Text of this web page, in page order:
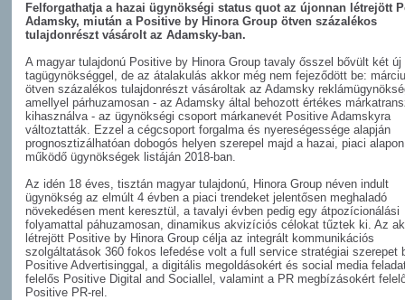
Felforgathatja a hazai ügynökségi status quot az újonnan létrejött
Adamsky, miután a Positive by Hinora Group ötven százalékos
tulajdonrészt vásárolt az Adamsky-ban.
A magyar tulajdonú Positive by Hinora Group tavaly ősszel bővült két új
tagügynökséggel, de az átalakulás akkor még nem fejeződött be:
ötven százalékos tulajdonrészt vásároltak az Adamsky
amellyel párhuzamosan - az Adamsky által behozott értékes
kihasználva - az ügynökségi csoport márkanevét Positive Adamskyra
változtatták. Ezzel a cégcsoport forgalma és nyereségessége alapján
prognosztizálhatóan dobogós helyen szerepel majd a hazai, piaci alapon
működő ügynökségek listáján 2018-ban.
Az idén 18 éves, tisztán magyar tulajdonú, Hinora Group néven indult
ügynökség az elmúlt 4 évben a piaci trendeket jelentősen meghaladó
növekedésen ment keresztül, a tavalyi évben pedig egy átpozícionálási
folyamattal páhuzamosan, dinamikus akvizíciós célokat tűztek ki. Az
létrejött Positive by Hinora Group célja az integrált kommunikációs
szolgáltatások 360 fokos lefedése volt a full service stratégiai szerepet
Positive Advertisinggal, a digitális megoldásokért és social media
felelős Positive Digital and Sociallel, valamint a PR megbízásokért
Positive PR-rel.